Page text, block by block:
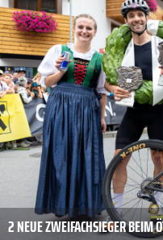
2 NEUE ZWEIFACHSIEGER BEIM